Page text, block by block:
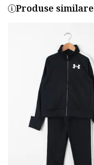
Produse similare